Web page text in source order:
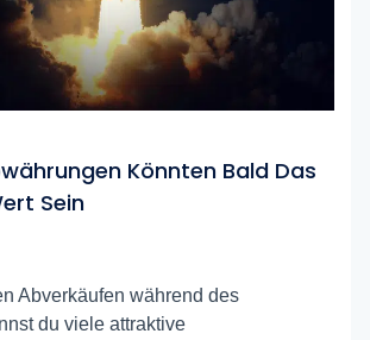
Könnten Bald Das
Sein
Abverkäufen während des
du viele attraktive